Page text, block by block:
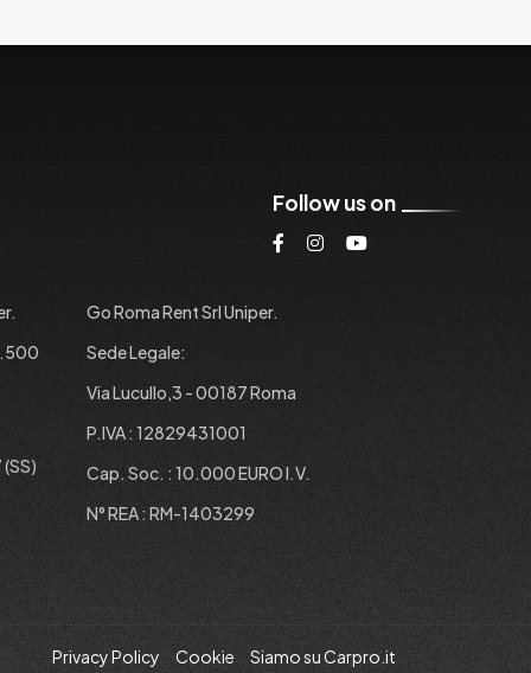
Follow us on
Go Roma Rent Srl Uniper.
Sede Legale:
Via Lucullo,3 - 00187 Roma
P.IVA : 12829431001
Cap. Soc. : 10.000 EURO I.V.
N° REA : RM-1403299
Privacy Policy Cookie Siamo su Carpro.it